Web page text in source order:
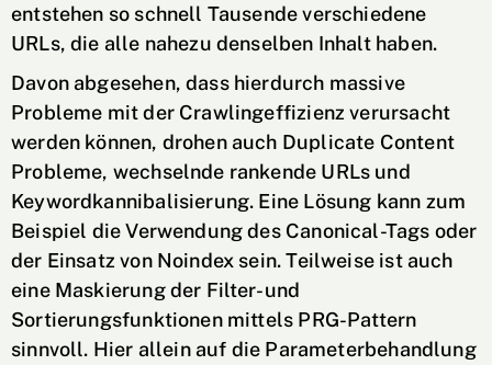
entstehen so schnell Tausende verschiedene
URLs, die alle nahezu denselben Inhalt haben.
Davon abgesehen, dass hierdurch massive
Probleme mit der Crawlingeffizienz verursacht
werden können, drohen auch Duplicate Content
Probleme, wechselnde rankende URLs und
Keywordkannibalisierung. Eine Lösung kann zum
Beispiel die Verwendung des Canonical-Tags oder
der Einsatz von Noindex sein. Teilweise ist auch
eine Maskierung der Filter- und
Sortierungsfunktionen mittels PRG-Pattern
sinnvoll. Hier allein auf die Parameterbehandlung